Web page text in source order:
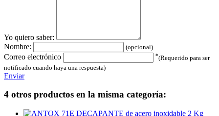
Yo quiero saber:
Nombre:
(opcional)
Correo electrónico *(Requerido para ser
notificado cuando haya una respuesta)
Enviar
4 otros productos en la misma categoría: